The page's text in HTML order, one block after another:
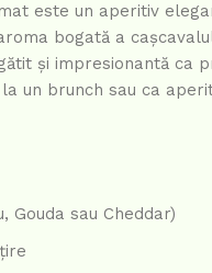
este un aperitiv
bogată a
și impresionantă ca
un brunch sau ca
Gouda sau Cheddar)